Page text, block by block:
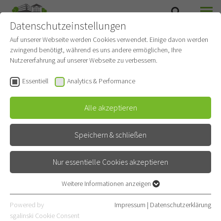
Ambulanz des
Schlaflabors
Gehört zuZentrum für Schlafmedizin
Kontakt
Röntgenstraße 1
69126 Heidelberg
E-Mail
06221 396-3170
Datenschutzeinstellungen
Auf unserer Webseite werden Cookies verwendet. Einige davon werden
zwingend benötigt, während es uns andere ermöglichen, Ihre
Nutzererfahrung auf unserer Webseite zu verbessern.
Essentiell Analytics & Performance
Alle akzeptieren
Speichern & schließen
Nur essentielle Cookies akzeptieren
Essentielle Cookies werden für grundlegende Funktionen der
Webseite benötigt. Dadurch ist gewährleistet, dass die Webseite
Weitere Informationen anzeigen
Powered by
sgalinski Cookie Consent
Impressum | Datenschutzerklärung